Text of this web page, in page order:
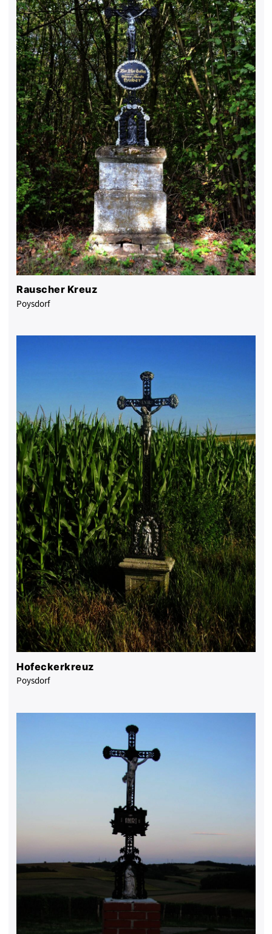
Rauscher Kreuz
Poysdorf
Hofeckerkreuz
Poysdorf